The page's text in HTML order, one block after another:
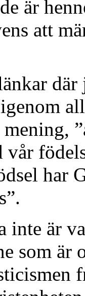
är
att
vår
har
inte är
som